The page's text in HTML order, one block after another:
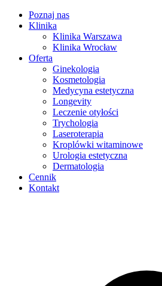
Poznaj nas
Klinika
Klinika Warszawa
Klinika Wrocław
Oferta
Ginekologia
Kosmetologia
Medycyna estetyczna
Longevity
Leczenie otyłości
Trychologia
Laseroterapia
Kroplówki witaminowe
Urologia estetyczna
Dermatologia
Cennik
Kontakt